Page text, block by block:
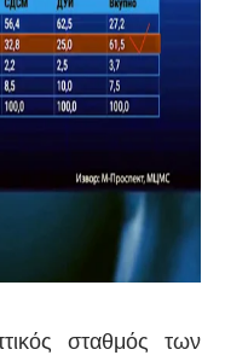
σταθμός των